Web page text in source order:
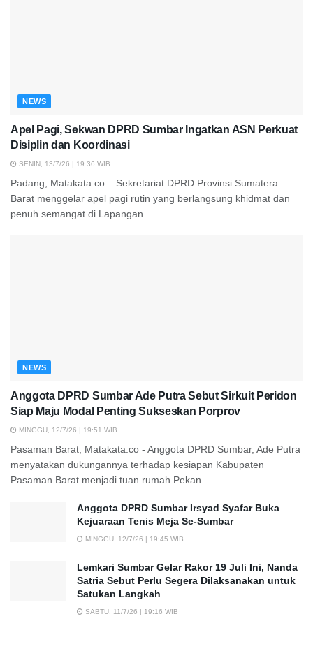
NEWS
Apel Pagi, Sekwan DPRD Sumbar Ingatkan ASN Perkuat
Disiplin dan Koordinasi
SENIN, 13/7/26 | 19:36 WIB
Padang, Matakata.co – Sekretariat DPRD Provinsi Sumatera
Barat menggelar apel pagi rutin yang berlangsung khidmat dan
penuh semangat di Lapangan...
NEWS
Anggota DPRD Sumbar Ade Putra Sebut Sirkuit Peridon
Siap Maju Modal Penting Sukseskan Porprov
MINGGU, 12/7/26 | 19:51 WIB
Pasaman Barat, Matakata.co - Anggota DPRD Sumbar, Ade Putra
menyatakan dukungannya terhadap kesiapan Kabupaten
Pasaman Barat menjadi tuan rumah Pekan...
Anggota DPRD Sumbar Irsyad Syafar Buka
Kejuaraan Tenis Meja Se-Sumbar
MINGGU, 12/7/26 | 19:45 WIB
Lemkari Sumbar Gelar Rakor 19 Juli Ini, Nanda
Satria Sebut Perlu Segera Dilaksanakan untuk
Satukan Langkah
SABTU, 11/7/26 | 19:16 WIB